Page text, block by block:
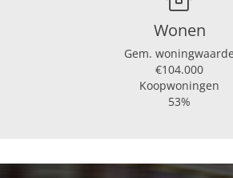
Wonen
Gem. woningwaarde
€104.000
Koopwoningen
53%